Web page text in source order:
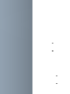
-
-
-
-